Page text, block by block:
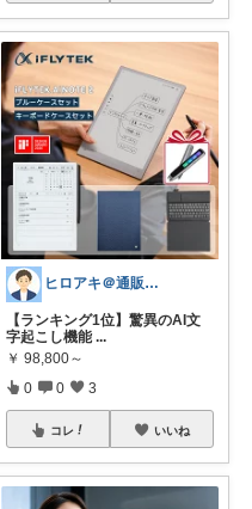
ヒロアキ＠通販で時短を追求する会社員
【ランキング1位】驚異のAI文
字起こし機能 ...
￥ 98,800～
0 0 3
コレ いいね